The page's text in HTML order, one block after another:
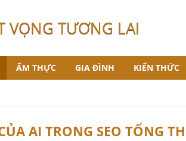
VỌNG TƯƠNG LAI
ẨM THỰC GIA ĐÌNH KIẾN THỨC
AI TRONG SEO TỔNG